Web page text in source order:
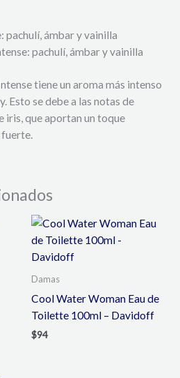
pachulí, ámbar y vainilla
pachulí, ámbar y vainilla
tiene un aroma más intenso
Esto se debe a las notas de
iris, que aportan un toque
Damas
Cool Water Woman Eau de
Toilette 100ml – Davidoff
$94